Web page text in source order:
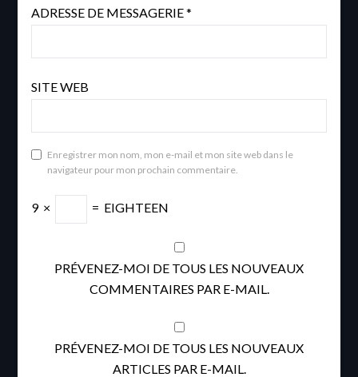
ADRESSE DE MESSAGERIE*
SITE WEB
Enregistrer mon nom, mon e-mail et mon site web dans le
navigateur pour mon prochain commentaire.
9 × = EIGHTEEN
PRÉVENEZ-MOI DE TOUS LES NOUVEAUX
COMMENTAIRES PAR E-MAIL.
PRÉVENEZ-MOI DE TOUS LES NOUVEAUX
ARTICLES PAR E-MAIL.